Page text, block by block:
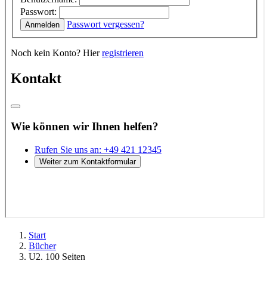
Start
Bücher
U2. 100 Seiten